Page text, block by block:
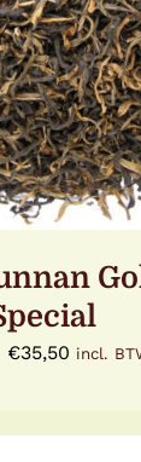
DIT
DEZE
OPTIE
KAN
DE
/
€35,50 incl.